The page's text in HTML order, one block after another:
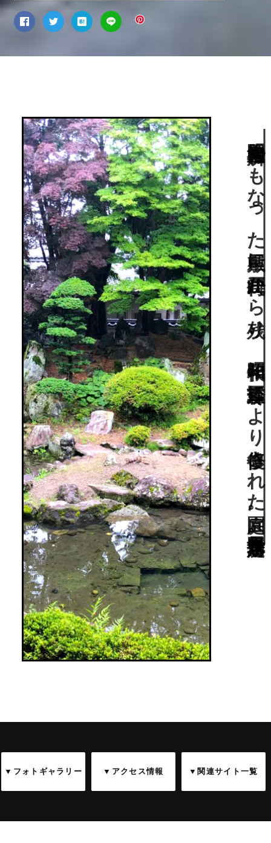
明治天皇行在所にもなった屋敷に江戸時代から残り、昭和年代に重森三玲により修復された庭園。長野県指定名勝。
▼フォトギャラリー ▼アクセス情報 ▼関連サイト一覧